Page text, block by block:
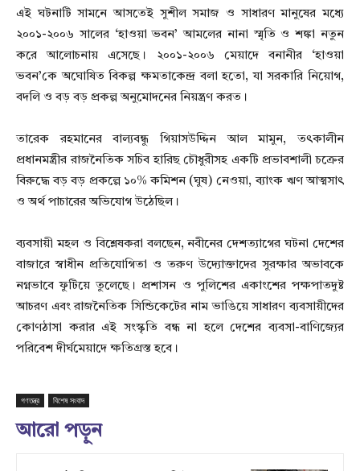
এই ঘটনাটি সামনে আসতেই সুশীল সমাজ ও সাধারণ মানুষের মধ্যে
২০০১-২০০৬ সালের ‘হাওয়া ভবন’ আমলের নানা স্মৃতি ও শঙ্কা নতুন
করে আলোচনায় এসেছে। ২০০১-২০০৬ মেয়াদে বনানীর ‘হাওয়া
ভবন’কে অঘোষিত বিকল্প ক্ষমতাকেন্দ্র বলা হতো, যা সরকারি নিয়োগ,
বদলি ও বড় বড় প্রকল্প অনুমোদনের নিয়ন্ত্রণ করত।
তারেক রহমানের বাল্যবন্ধু গিয়াসউদ্দিন আল মামুন, তৎকালীন
প্রধানমন্ত্রীর রাজনৈতিক সচিব হারিছ চৌধুরীসহ একটি প্রভাবশালী চক্রের
বিরুদ্ধে বড় বড় প্রকল্পে ১০% কমিশন (ঘুষ) নেওয়া, ব্যাংক ঋণ আত্মসাৎ
ও অর্থ পাচারের অভিযোগ উঠেছিল।
ব্যবসায়ী মহল ও বিশ্লেষকরা বলছেন, নবীনের দেশত্যাগের ঘটনা দেশের
বাজারে স্বাধীন প্রতিযোগিতা ও তরুণ উদ্যোক্তাদের সুরক্ষার অভাবকে
নগ্নভাবে ফুটিয়ে তুলেছে। প্রশাসন ও পুলিশের একাংশের পক্ষপাতদুষ্ট
আচরণ এবং রাজনৈতিক সিন্ডিকেটের নাম ভাঙিয়ে সাধারণ ব্যবসায়ীদের
কোণঠাসা করার এই সংস্কৃতি বন্ধ না হলে দেশের ব্যবসা-বাণিজ্যের
পরিবেশ দীর্ঘমেয়াদে ক্ষতিগ্রস্ত হবে।
গণতন্ত্র বিশেষ সংবাদ
আরো পড়ুন